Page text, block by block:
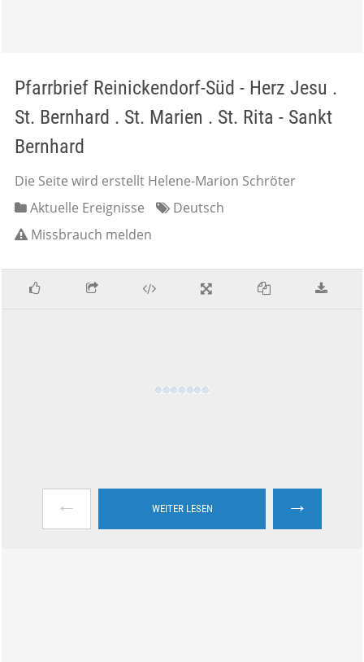
Pfarrbrief Reinickendorf-Süd - Herz Jesu .
St. Bernhard . St. Marien . St. Rita - Sankt
Bernhard
Die Seite wird erstellt Helene-Marion Schröter
Aktuelle Ereignisse
Deutsch
Missbrauch melden
← WEITER LESEN →